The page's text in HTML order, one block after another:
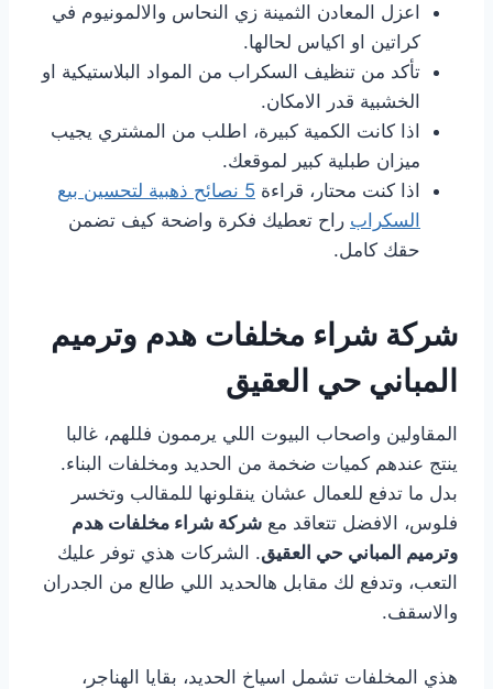
اعزل المعادن الثمينة زي النحاس والالمونيوم في
كراتين او اكياس لحالها.
تأكد من تنظيف السكراب من المواد البلاستيكية او
الخشبية قدر الامكان.
اذا كانت الكمية كبيرة، اطلب من المشتري يجيب
ميزان طبلية كبير لموقعك.
اذا كنت محتار، قراءة
5 نصائح ذهبية لتحسين بيع
السكراب راح تعطيك فكرة واضحة كيف تضمن
حقك كامل.
شركة شراء مخلفات هدم وترميم
المباني حي العقيق
المقاولين واصحاب البيوت اللي يرممون فللهم، غالبا
ينتج عندهم كميات ضخمة من الحديد ومخلفات البناء.
بدل ما تدفع للعمال عشان ينقلونها للمقالب وتخسر
فلوس، الافضل تتعاقد مع شركة شراء مخلفات هدم
وترميم المباني حي العقيق. الشركات هذي توفر عليك
التعب، وتدفع لك مقابل هالحديد اللي طالع من الجدران
والاسقف.
هذي المخلفات تشمل اسياخ الحديد، بقايا الهناجر،